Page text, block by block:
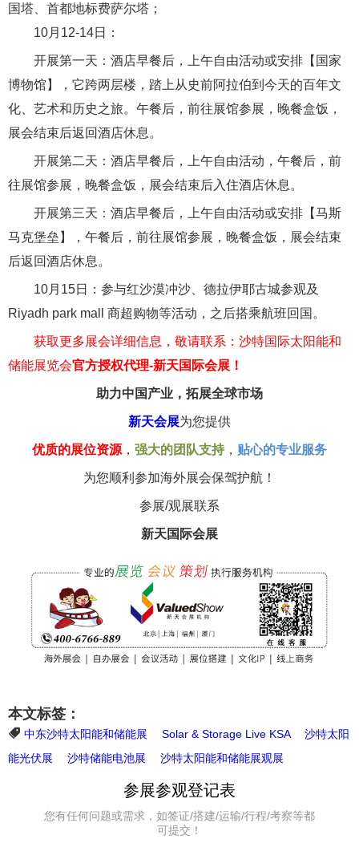
国塔、首都地标费萨尔塔；
10月12-14日：
开展第一天：酒店早餐后，上午自由活动或安排【国家
博物馆】，它跨两层楼，踏上从史前阿拉伯到今天的百年文
化、艺术和历史之旅。午餐后，前往展馆参展，晚餐盒饭，
展会结束后返回酒店休息。
开展第二天：酒店早餐后，上午自由活动，午餐后，前
往展馆参展，晚餐盒饭，展会结束后入住酒店休息。
开展第三天：酒店早餐后，上午自由活动或安排【马斯
马克堡垒】，午餐后，前往展馆参展，晚餐盒饭，展会结束
后返回酒店休息。
10月15日：参与红沙漠冲沙、德拉伊耶古城参观及
Riyadh park mall 商超购物等活动，之后搭乘航班回国。
获取更多展会详细信息，敬请联系：沙特国际太阳能和
储能展览会官方授权代理-新天国际会展！
助力中国产业，拓展全球市场
新天会展为您提供
优质的展位资源 ， 强大的团队支持， 贴心的专业服务
为您顺利参加海外展会保驾护航！
参展/观展联系
新天国际会展
本文标签：
中东沙特太阳能和储能展 Solar & Storage Live KSA
沙特太阳
能光伏展
沙特储能电池展 沙特太阳能和储能展观展